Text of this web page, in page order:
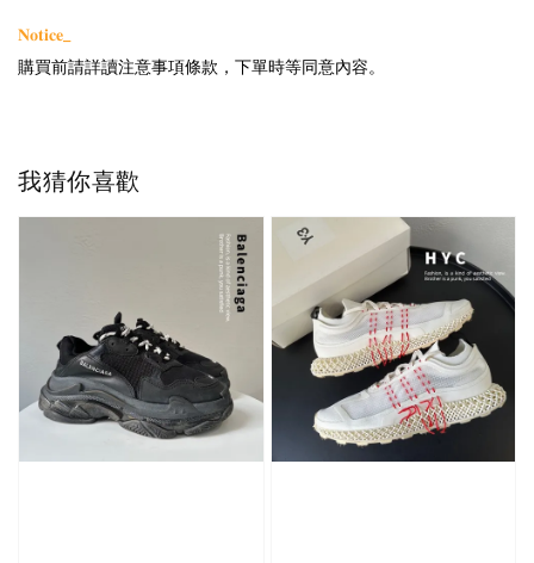
𝐍𝐨𝐭𝐢𝐜𝐞_
購買前請詳讀注意事項條款，下單時等同意內容。
我猜你喜歡